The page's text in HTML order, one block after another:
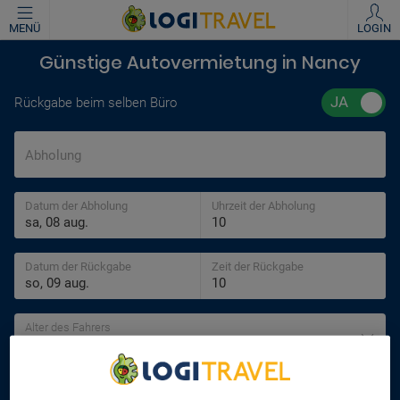
MENÜ LOGIN
Günstige Autovermietung in Nancy
Rückgabe beim selben Büro
Abholung
Datum der Abholung Uhrzeit der Abholung
Datum der Rückgabe Zeit der Rückgabe
Alter des Fahrers